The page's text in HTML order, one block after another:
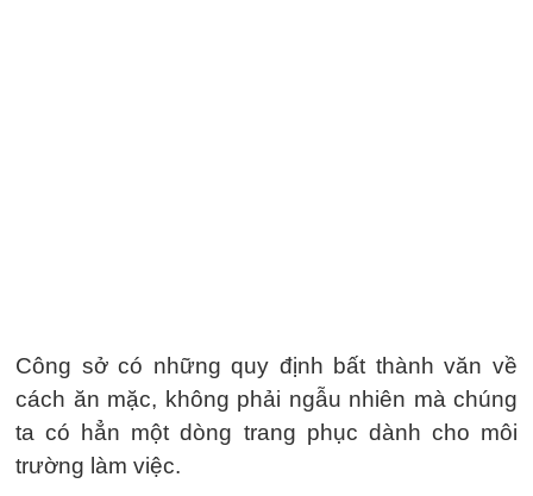
Công sở có những quy định bất thành văn về
cách ăn mặc, không phải ngẫu nhiên mà chúng
ta có hẳn một dòng trang phục dành cho môi
trường làm việc.